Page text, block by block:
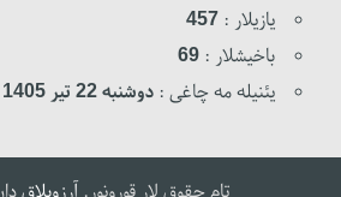
یازیلار : 457
باخیشلار : 69
یئنیله مه چاغی : دوشنبه 22 تیر 1405